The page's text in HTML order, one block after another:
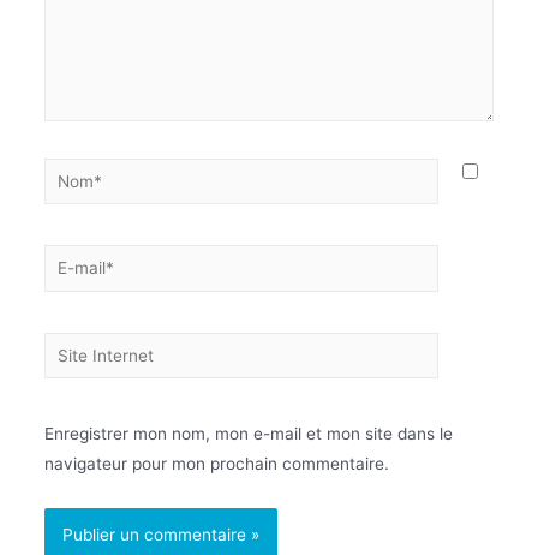
Enregistrer mon nom, mon e-mail et mon site dans le
navigateur pour mon prochain commentaire.